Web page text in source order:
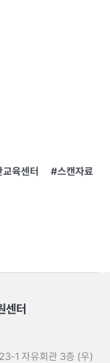
육센터 스캔자료
센터
1 자유회관 3층 (우)